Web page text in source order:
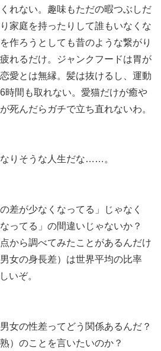
れない。趣味もただの暇つぶしだ
家庭を持ったりして誰もいなくな
作ろうとしても昔のような繋がり
れるだけ。ジャンクフードは胃が
愛とは無縁。髪は抜けるし、運動
時間も取れない。愛猫だけが癒や
死んだらガチで立ち直れないわ。
りそうな人生だな……。
差が少なくなってる」じゃなく
ってる」の間違いじゃないか？
から調べてみたことがあるんだけ
女の身長差）は世界平均の比率
いぞ。
女の性差ってどう関係あるんだ？
）のことを言いたいのか？